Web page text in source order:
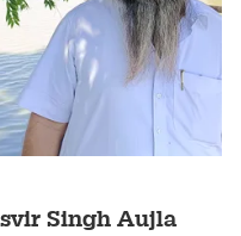
Singh Aujla